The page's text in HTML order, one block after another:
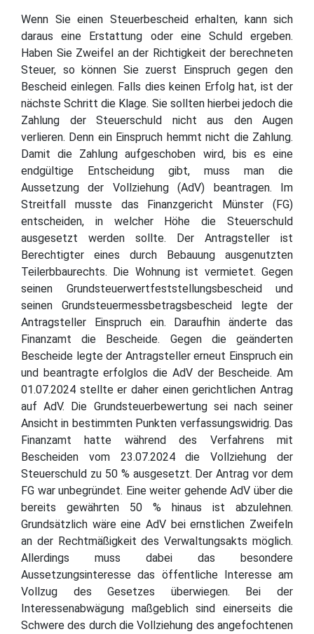
Wenn Sie einen Steuerbescheid erhalten, kann sich
daraus eine Erstattung oder eine Schuld ergeben.
Haben Sie Zweifel an der Richtigkeit der berechneten
Steuer, so können Sie zuerst Einspruch gegen den
Bescheid einlegen. Falls dies keinen Erfolg hat, ist der
nächste Schritt die Klage. Sie sollten hierbei jedoch die
Zahlung der Steuerschuld nicht aus den Augen
verlieren. Denn ein Einspruch hemmt nicht die Zahlung.
Damit die Zahlung aufgeschoben wird, bis es eine
endgültige Entscheidung gibt, muss man die
Aussetzung der Vollziehung (AdV) beantragen. Im
Streitfall musste das Finanzgericht Münster (FG)
entscheiden, in welcher Höhe die Steuerschuld
ausgesetzt werden sollte. Der Antragsteller ist
Berechtigter eines durch Bebauung ausgenutzten
Teilerbbaurechts. Die Wohnung ist vermietet. Gegen
seinen Grundsteuerwertfeststellungsbescheid und
seinen Grundsteuermessbetragsbescheid legte der
Antragsteller Einspruch ein. Daraufhin änderte das
Finanzamt die Bescheide. Gegen die geänderten
Bescheide legte der Antragsteller erneut Einspruch ein
und beantragte erfolglos die AdV der Bescheide. Am
01.07.2024 stellte er daher einen gerichtlichen Antrag
auf AdV. Die Grundsteuerbewertung sei nach seiner
Ansicht in bestimmten Punkten verfassungswidrig. Das
Finanzamt hatte während des Verfahrens mit
Bescheiden vom 23.07.2024 die Vollziehung der
Steuerschuld zu 50 % ausgesetzt. Der Antrag vor dem
FG war unbegründet. Eine weiter gehende AdV über die
bereits gewährten 50 % hinaus ist abzulehnen.
Grundsätzlich wäre eine AdV bei ernstlichen Zweifeln
an der Rechtmäßigkeit des Verwaltungsakts möglich.
Allerdings muss dabei das besondere
Aussetzungsinteresse das öffentliche Interesse am
Vollzug des Gesetzes überwiegen. Bei der
Interessenabwägung maßgeblich sind einerseits die
Schwere des durch die Vollziehung des angefochtenen